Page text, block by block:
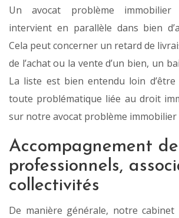
Un avocat problème immobilier
intervient en parallèle dans bien
Cela peut concerner un retard de
de l’achat ou la vente d’un bien, un
La liste est bien entendu loin d’être
toute problématique liée au droit
sur notre avocat problème immobilier
Accompagnement
professionnels,
collectivités
De manière générale, notre cabinet